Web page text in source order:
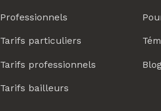
Professionnels
Tarifs particuliers
Tarifs professionnels
Tarifs bailleurs